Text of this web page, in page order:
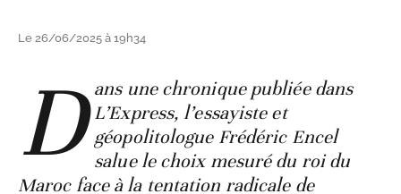
Le 26/06/2025 à 19h34
D ans une chronique publiée dans
L’Express, l’essayiste et
géopolitologue Frédéric Encel
salue le choix mesuré du roi du
Maroc face à la tentation radicale de